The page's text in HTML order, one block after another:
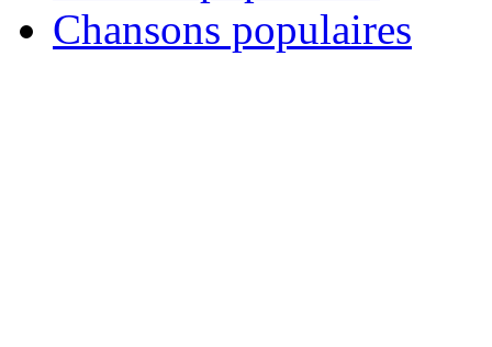
Chansons populaires